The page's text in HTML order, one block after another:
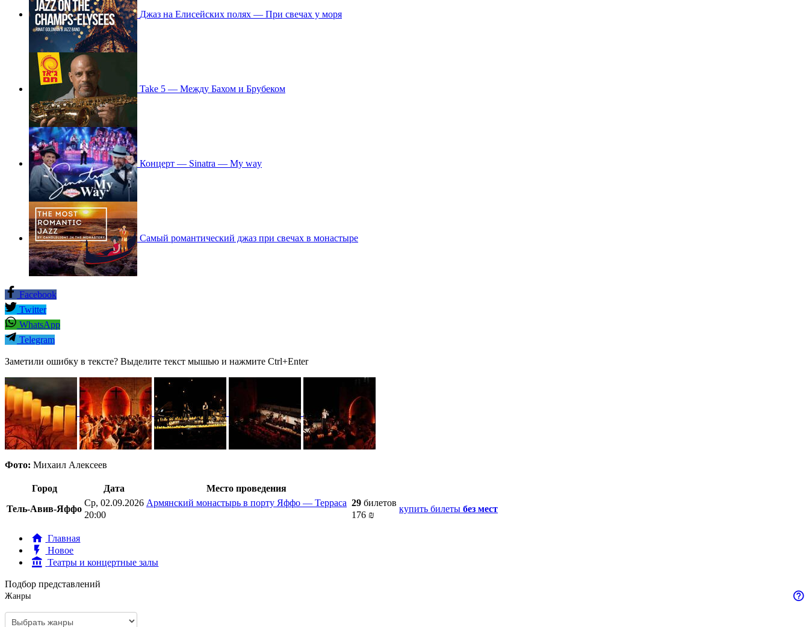
Джаз на Елисейских полях — При свечах у моря
Take 5 — Между Бахом и Брубеком
Концерт — Sinatra — My way
Самый романтический джаз при свечах в монастыре
Facebook
Twitter
WhatsApp
Telegram
Заметили ошибку в тексте? Выделите текст мышью и нажмите Ctrl+Enter
Фото: Михаил Алексеев
Город Дата
Место проведения
Тель-Авив-Яффо
Ср, 02.09.2026
20:00
Армянский монастырь в порту Яффо — Терраса 29 билетов
176 ₪
купить билеты без мест
Главная
Новое
Театры и концертные залы
Подбор представлений
Жанры